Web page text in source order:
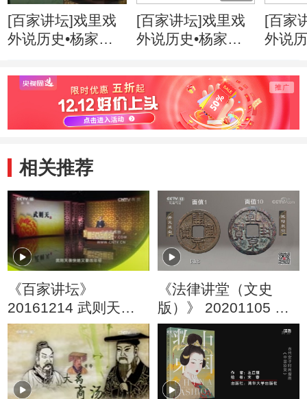
[百家讲坛]戏里戏
外说历史•杨家将
[百家讲坛]戏里戏
外说历史•杨家将
[百家
外说
相关推荐
《百家讲坛》
20161214 武则天
（20）称帝前奏曲
《法律讲堂（文史
版）》 20201105 钱
币与王朝·见证安史之
乱的钱币（中）